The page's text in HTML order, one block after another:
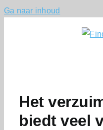
Ga naar inhoud
Het
biedt veel